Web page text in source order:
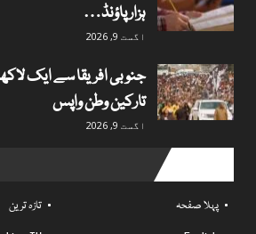
ہزار پاؤنڈ…
اگست 9, 2026
تارکین وطن واپس
اگست 9, 2026
پہلا صفحہ
تازہ ترین